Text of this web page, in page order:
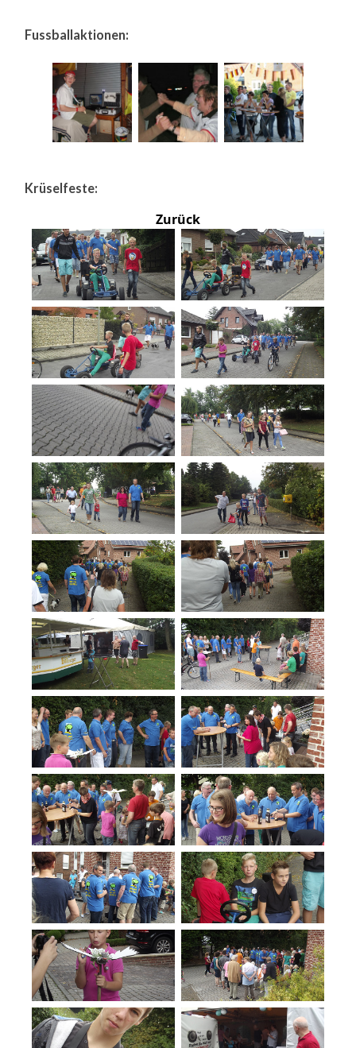
Fussballaktionen:
Krüselfeste:
Zurück